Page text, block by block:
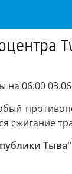
06:00
сжигание
Тыва"